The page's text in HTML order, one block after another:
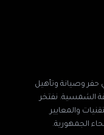
وصيانة وتأهيل
الشمسية. نفتخر
والمعايير
الجمهورية.